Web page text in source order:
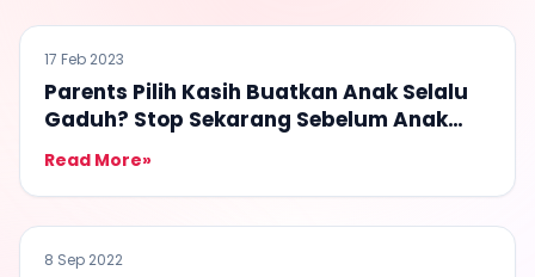
BULETIN KANCIL
17 Feb 2023
Parents Pilih Kasih Buatkan Anak Selalu
Gaduh? Stop Sekarang Sebelum Anak
Makan Hati!
Read More»
BULETIN KANCIL
8 Sep 2022